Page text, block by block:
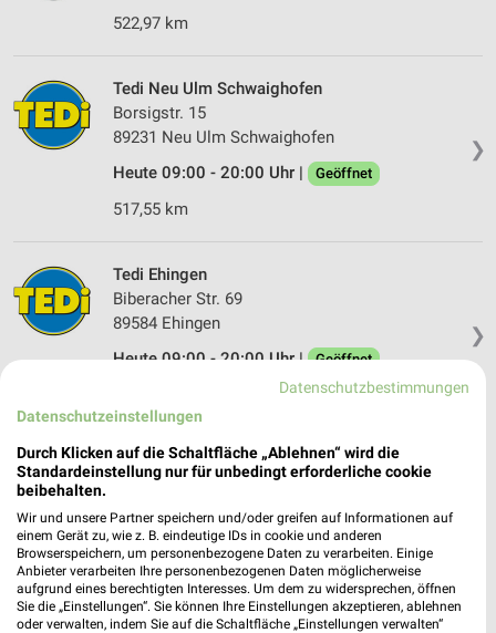
522,97 km
❯
Tedi Neu Ulm Schwaighofen
Borsigstr. 15
89231 Neu Ulm Schwaighofen
Heute 09:00 - 20:00 Uhr |
Geöffnet
517,55 km
❯
Tedi Ehingen
Biberacher Str. 69
89584 Ehingen
Heute 09:00 - 20:00 Uhr | Geöffnet
Tedi Vöhringen
Industriestr. 24
89269 Vöhringen
Heute 09:00 - 20:00 Uhr | Geöffnet
526,24 km
Datenschutzbestimmungen
Datenschutzeinstellungen
Durch Klicken auf die Schaltfläche „Ablehnen“ wird die
Standardeinstellung nur für unbedingt erforderliche cookie
beibehalten.
Wir und unsere Partner speichern und/oder greifen auf Informationen auf
einem Gerät zu, wie z. B. eindeutige IDs in cookie und anderen
Browserspeichern, um personenbezogene Daten zu verarbeiten. Einige
Anbieter verarbeiten Ihre personenbezogenen Daten möglicherweise
aufgrund eines berechtigten Interesses. Um dem zu widersprechen, öffnen
Sie die „Einstellungen“. Sie können Ihre Einstellungen akzeptieren, ablehnen
oder verwalten, indem Sie auf die Schaltfläche „Einstellungen verwalten“